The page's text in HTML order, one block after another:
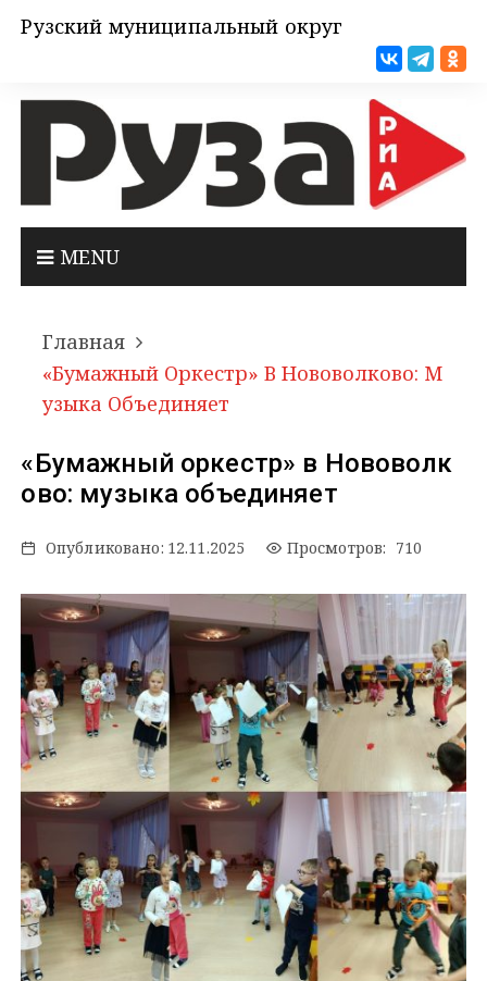
Рузский муниципальный округ
MENU
Главная
«Бумажный Оркестр» В Нововолково: М
Узыка Объединяет
«Бумажный оркестр» в Нововолк
ово: музыка объединяет
Опубликовано: 12.11.2025 Просмотров: 710